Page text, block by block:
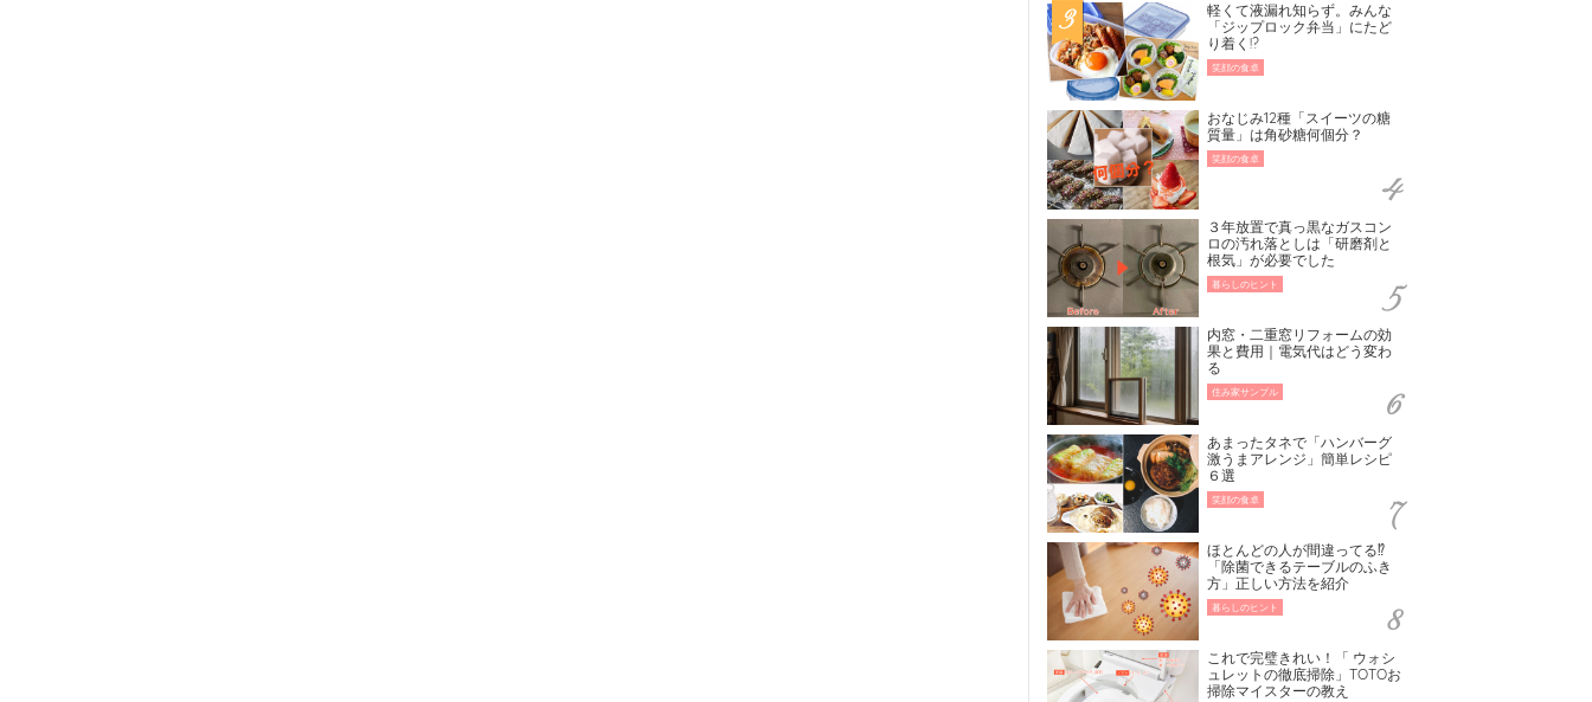
軽くて液漏れ知らず。みんな
「ジップロック弁当」にたど
り着く!?
笑顔の食卓
おなじみ12種「スイーツの糖
質量」は角砂糖何個分？
笑顔の食卓
３年放置で真っ黒なガスコン
ロの汚れ落としは「研磨剤と
根気」が必要でした
暮らしのヒント
内窓・二重窓リフォームの効
果と費用｜電気代はどう変わ
る
住み家サンプル
あまったタネで「ハンバーグ
激うまアレンジ」簡単レシピ
６選
笑顔の食卓
ほとんどの人が間違ってる⁉
「除菌できるテーブルのふき
方」正しい方法を紹介
暮らしのヒント
これで完璧きれい！「 ウォシ
ュレットの徹底掃除」TOTOお
掃除マイスターの教え